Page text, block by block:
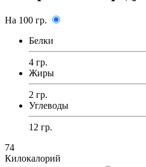
На 100 гр.
Белки
4 гр.
Жиры
2 гр.
Углеводы
12 гр.
74
Килокалорий